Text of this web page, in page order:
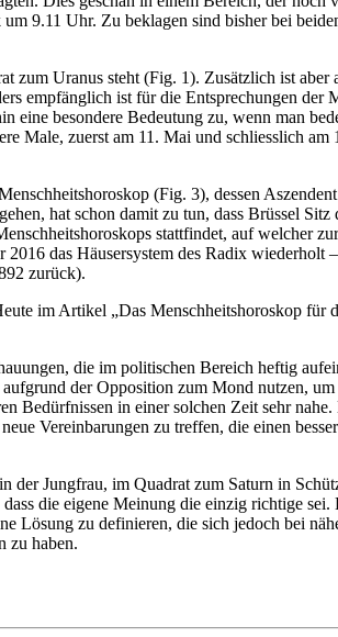
9.11 Uhr. Zu beklagen sind bisher bei
Uranus steht (Fig. 1). Zusätzlich ist aber
empfänglich ist für die Entsprechungen der
besondere Bedeutung zu, wenn man
Male, zuerst am 11. Mai und schliesslich am
(Fig. 3), dessen
hat schon damit zu tun, dass Brüssel
stattfindet, auf welcher
das Häusersystem des Radix wiederholt
zurück).
im Artikel „Das Menschheitshoroskop für
die im politischen Bereich heftig
der Opposition zum Mond nutzen,
Bedürfnissen in einer solchen Zeit sehr
Vereinbarungen zu treffen, die einen
Jungfrau, im Quadrat zum Saturn in
die eigene Meinung die einzig richtige sei.
Lösung zu definieren, die sich jedoch bei
zu haben.